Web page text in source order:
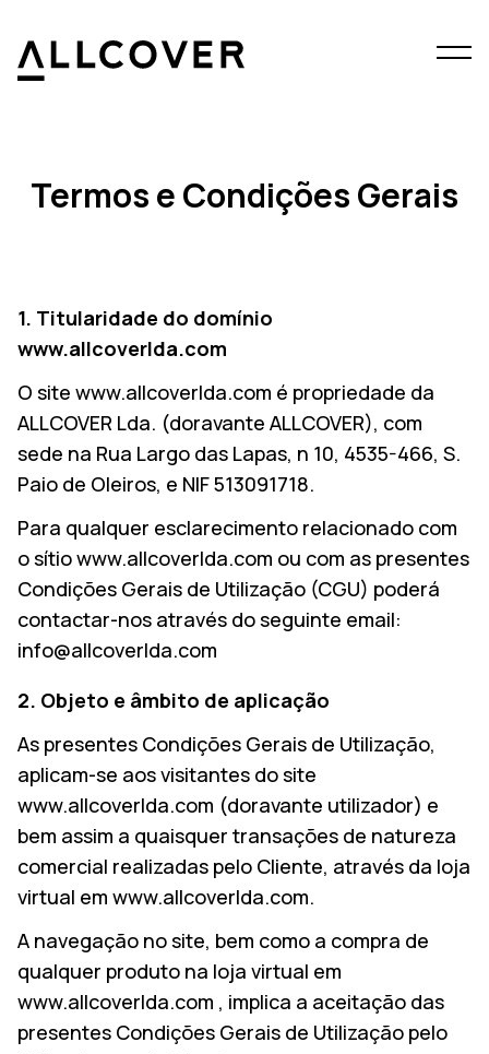
Menu
Termos e Condições Gerais
1. Titularidade do domínio
www.allcoverlda.com
O site www.allcoverlda.com é propriedade da
ALLCOVER Lda. (doravante ALLCOVER), com
sede na Rua Largo das Lapas, n 10, 4535-466, S.
Paio de Oleiros, e NIF 513091718.
Para qualquer esclarecimento relacionado com
o sítio www.allcoverlda.com ou com as presentes
Condições Gerais de Utilização (CGU) poderá
contactar-nos através do seguinte email:
info@allcoverlda.com
2. Objeto e âmbito de aplicação
As presentes Condições Gerais de Utilização,
aplicam-se aos visitantes do site
www.allcoverlda.com (doravante utilizador) e
bem assim a quaisquer transações de natureza
comercial realizadas pelo Cliente, através da loja
virtual em www.allcoverlda.com.
A navegação no site, bem como a compra de
qualquer produto na loja virtual em
www.allcoverlda.com , implica a aceitação das
presentes Condições Gerais de Utilização pelo